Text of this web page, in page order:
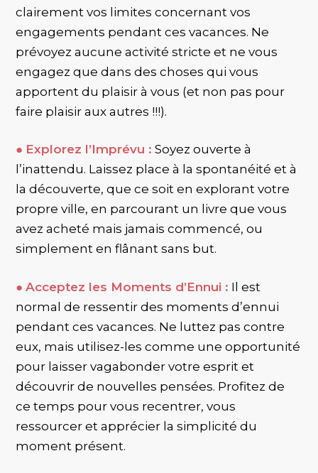
clairement vos limites concernant vos
engagements pendant ces vacances. Ne
prévoyez aucune activité stricte et ne vous
engagez que dans des choses qui vous
apportent du plaisir à vous (et non pas pour
faire plaisir aux autres !!!).
● Explorez l’Imprévu : Soyez ouverte à
l’inattendu. Laissez place à la spontanéité et à
la découverte, que ce soit en explorant votre
propre ville, en parcourant un livre que vous
avez acheté mais jamais commencé, ou
simplement en flânant sans but.
●Acceptez les Moments d’Ennui : Il est
normal de ressentir des moments d’ennui
pendant ces vacances. Ne luttez pas contre
eux, mais utilisez-les comme une opportunité
pour laisser vagabonder votre esprit et
découvrir de nouvelles pensées. Profitez de
ce temps pour vous recentrer, vous
ressourcer et apprécier la simplicité du
moment présent.